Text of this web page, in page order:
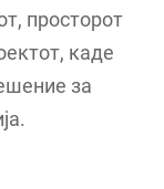
просторот
каде
за